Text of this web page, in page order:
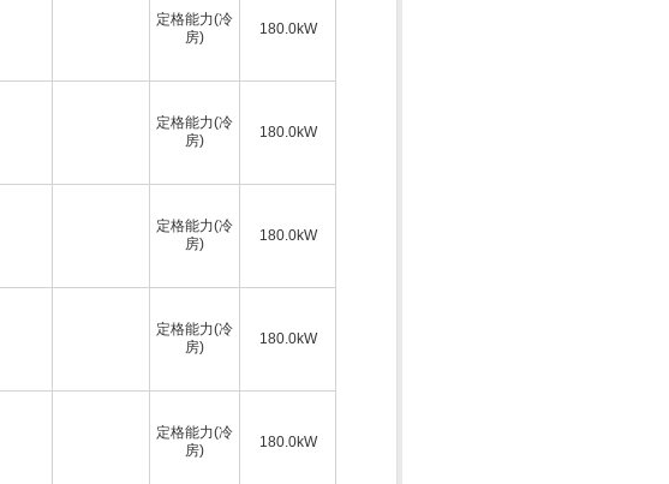
定格能力(冷
房)
180.0kW
定格能力(冷
房)
180.0kW
定格能力(冷
房)
180.0kW
定格能力(冷
房)
180.0kW
定格能力(冷
房)
180.0kW